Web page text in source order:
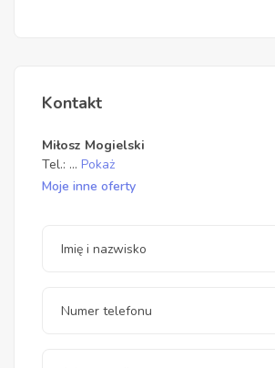
Kontakt
Miłosz Mogielski
Tel.: ... Pokaż
Moje inne oferty